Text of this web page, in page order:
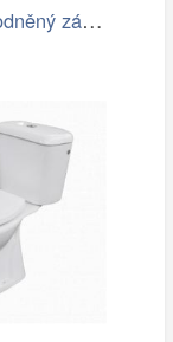
Cenově zvýhodněný závěsný WC set Jika k…